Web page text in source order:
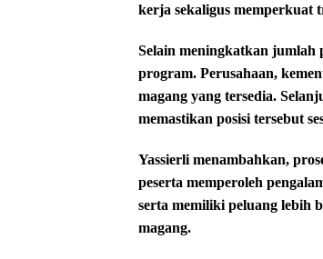
kerja sekaligus memperkuat
Selain meningkatkan jumlah
program. Perusahaan,
magang yang tersedia.
memastikan posisi tersebut
Yassierli menambahkan,
peserta memperoleh
serta memiliki peluang lebih
magang.